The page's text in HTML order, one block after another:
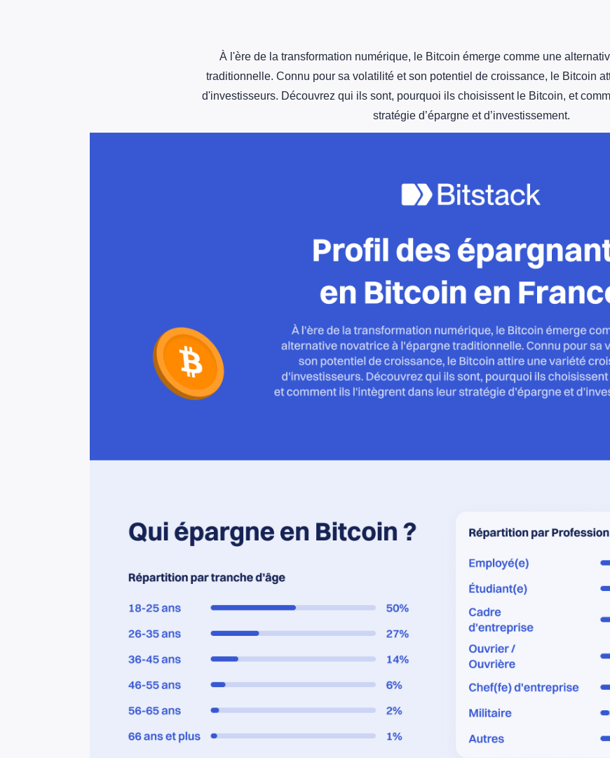
À l'ère de la transformation numérique, le Bitcoin émerge comme une
traditionnelle. Connu pour sa volatilité et son potentiel de croissance, le Bitcoin
d'investisseurs. Découvrez qui ils sont, pourquoi ils choisissent le Bitcoin, et
stratégie d’épargne et d’investissement.